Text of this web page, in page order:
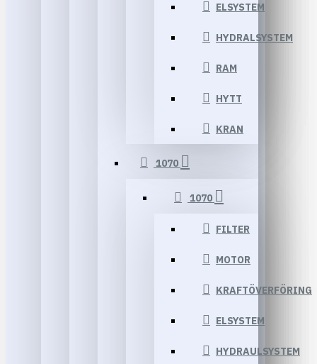
ELSYSTEM
HYDRALSYSTEM
RAM
HYTT
KRAN
1070
1070
FILTER
MOTOR
KRAFTÖVERFÖRING
ELSYSTEM
HYDRAULSYSTEM